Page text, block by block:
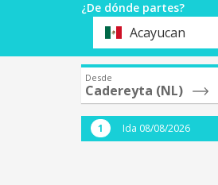
¿De dónde partes?
OrigenAcayucan
Desde
Cadereyta (NL)
Ida 08/08/2026